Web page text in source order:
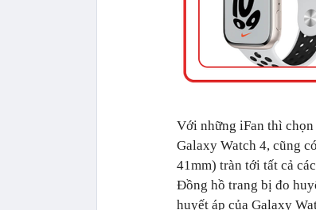
Với những iFan thì
Galaxy Watch 4, cũng
41mm) tràn tới tất cả
Đồng hồ trang bị đo
huyết áp của Galaxy